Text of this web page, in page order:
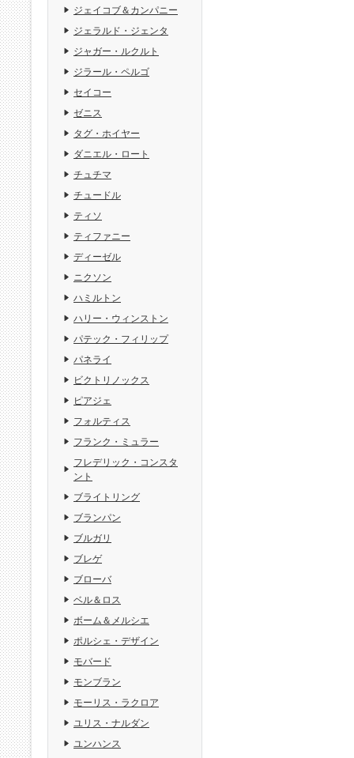
ジェイコブ＆カンパニー
ジェラルド・ジェンタ
ジャガー・ルクルト
ジラール・ペルゴ
セイコー
ゼニス
タグ・ホイヤー
ダニエル・ロート
チュチマ
チュードル
ティソ
ティファニー
ディーゼル
ニクソン
ハミルトン
ハリー・ウィンストン
パテック・フィリップ
パネライ
ビクトリノックス
ピアジェ
フォルティス
フランク・ミュラー
フレデリック・コンスタ
ント
ブライトリング
ブランパン
ブルガリ
ブレゲ
ブローバ
ベル＆ロス
ボーム＆メルシエ
ポルシェ・デザイン
モバード
モンブラン
モーリス・ラクロア
ユリス・ナルダン
ユンハンス